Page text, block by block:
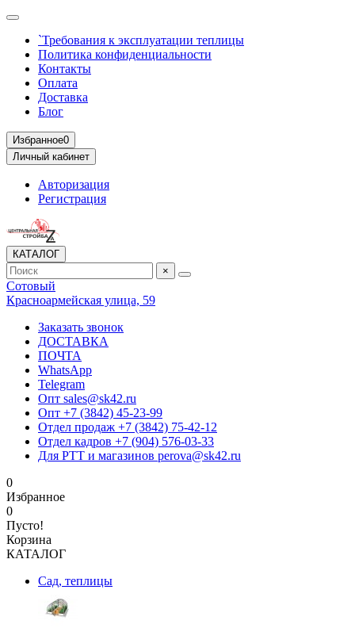
`Требования к эксплуатации теплицы
Политика конфиденциальности
Контакты
Оплата
Доставка
Блог
Избранное0
Личный кабинет
Авторизация
Регистрация
КАТАЛОГ
×
Сотовый
Красноармейская улица, 59
Заказать звонок
ДОСТАВКА
ПОЧТА
WhatsApp
Telegram
Опт sales@sk42.ru
Опт +7 (3842) 45-23-99
Отдел продаж +7 (3842) 75-42-12
Отдел кадров +7 (904) 576-03-33
Для РТТ и магазинов perova@sk42.ru
0
Избранное
0
Пусто!
Корзина
КАТАЛОГ
Сад, теплицы